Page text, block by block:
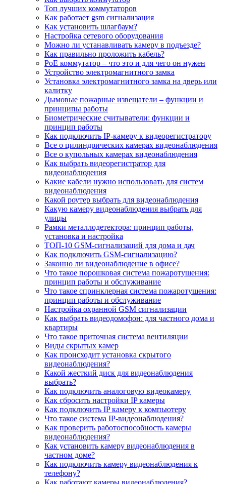
Топ лучших коммутаторов
Как работает gsm сигнализация
Как установить шлагбаум?
Настройка сетевого оборудования
Можно ли устанавливать камеру в подъезде?
Как правильно проложить кабель?
PoE коммутатор – что это и для чего он нужен
Устройство электромагнитного замка
Установка электромагнитного замка на дверь или
калитку
Дымовые пожарные извещатели – функции и
принципы работы
Биометрические считыватели: функции и
принцип работы
Как подключить IP-камеру к видеорегистратору
Все о цилиндрических камерах видеонаблюдения
Все о купольных камерах видеонаблюдения
Как выбрать видеорегистратор для
видеонаблюдения
Какие кабели нужно использовать для систем
видеонаблюдения
Какой роутер выбрать для видеонаблюдения
Какую камеру видеонаблюдения выбрать для
улицы
Рамки металлодетектора: принцип работы,
установка и настройка
ТОП-10 GSM-сигнализаций для дома и дач
Как подключить GSM-сигнализацию?
Законно ли видеонаблюдение в офисе?
Что такое порошковая система пожаротушения:
принцип работы и обслуживание
Что такое спринклерная система пожаротушения:
принцип работы и обслуживание
Настройка охранной GSM сигнализации
Как выбрать видеодомофон: для частного дома и
квартиры
Что такое приточная система вентиляции
Виды скрытых камер
Как происходит установка скрытого
видеонаблюдения?
Какой жесткий диск для видеонаблюдения
выбрать?
Как подключить аналоговую видеокамеру
Как сбросить настройки IP камеры
Как подключить IP камеру к компьютеру
Что такое система IP-видеонаблюдения?
Как проверить работоспособность камеры
видеонаблюдения?
Как установить камеру видеонаблюдения в
частном доме?
Как подключить камеру видеонаблюдения к
телефону?
Как работают камеры видеонаблюдения?